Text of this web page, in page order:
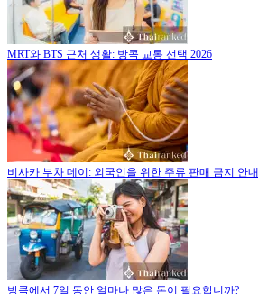
MRT와 BTS 근처 생활: 방콕 교통 선택 2026
비사카 부차 데이: 외국인을 위한 주류 판매 금지 안내
방콕에서 7일 동안 얼마나 많은 돈이 필요합니까?